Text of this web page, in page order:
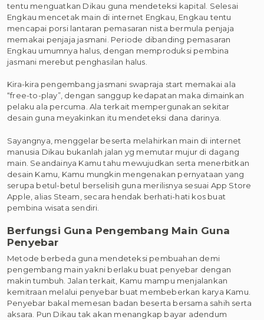
tentu menguatkan Dikau guna mendeteksi kapital. Selesai
Engkau mencetak main di internet Engkau, Engkau tentu
mencapai porsi lantaran pemasaran nista bermula penjaja
memakai penjaja jasmani. Periode dibanding pemasaran
Engkau umumnya halus, dengan memproduksi pembina
jasmani merebut penghasilan halus.
Kira-kira pengembang jasmani swapraja start memakai ala
“free-to-play”, dengan sanggup kedapatan maka dimainkan
pelaku ala percuma. Ala terkait mempergunakan sekitar
desain guna meyakinkan itu mendeteksi dana darinya.
Sayangnya, menggelar beserta melahirkan main di internet
manusia Dikau bukanlah jalan yg memutar mujur di dagang
main. Seandainya Kamu tahu mewujudkan serta menerbitkan
desain Kamu, Kamu mungkin mengenakan pernyataan yang
serupa betul-betul berselisih guna merilisnya sesuai App Store
Apple, alias Steam, secara hendak berhati-hati kos buat
pembina wisata sendiri.
Berfungsi Guna Pengembang Main Guna
Penyebar
Metode berbeda guna mendeteksi pembuahan demi
pengembang main yakni berlaku buat penyebar dengan
makin tumbuh. Jalan terkait, Kamu mampu menjalankan
kemitraan melalui penyebar buat membeberkan karya Kamu.
Penyebar bakal memesan badan beserta bersama sahih serta
aksara. Pun Dikau tak akan menangkap bayar adendum